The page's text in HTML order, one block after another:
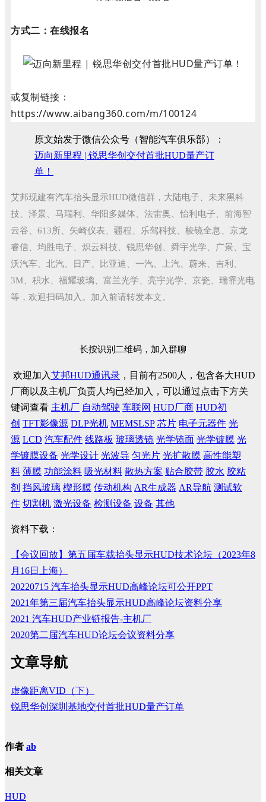
方式二：在线报名
或复制链接：
https://www.aibang360.com/m/100124
原文始发于微信公众号（智能汽车俱乐部）：
迈向新里程 | 锐思华创交付首批HUD量产订
单！
艾邦现建有汽车抬头显示HUD微信群，大陆电子、未来黑科
技、泽景、马瑞利、华阳多媒体、法雷奥、怡利电子、前海智
云谷、613所、矢崎仪表、疆程、乐驾科技、棱镜全息、京龙
睿信、均胜电子、炽云科技、锐思华创、舜宇光学、广景、宝
沃汽车、北汽、日产、比亚迪、一汽、上汽、蔚来、吉利、
3M、积水、福耀玻璃、富兰光学、亮宇光学、京瓷、瑞霏光电
等，欢迎扫码加入。加入前请转发本文。
长按识别二维码，加入群聊
欢迎加入艾邦HUD通讯录 ，目前有2500人，包含各大HUD
厂商以及主机厂负责人均已经加入，可以通过点击下方关
键词查看 主机厂 自动驾驶 车联网 HUD厂商 HUD初
创 TFT影像源 DLP光机 MEMSLSP 芯片 电子元器件 光
源 LCD 汽车配件 线路板 玻璃透镜 光学镜面 光学镀膜 光
学镀膜设备 光学设计 光波导 匀光片 光扩散膜 高性能塑
料 薄膜 功能涂料 吸光材料 散热方案 贴合胶带 胶水 胶粘
剂 挡风玻璃 楔形膜 传动机构 AR生成器 AR导航 测试软
件 切割机 激光设备 检测设备 设备 其他
资料下载：
【会议回放】第五届车载抬头显示HUD技术论坛（2023年8
月16日上海）
20220715 汽车抬头显示HUD高峰论坛可公开PPT
2021年第三届汽车抬头显示HUD高峰论坛资料分享
2021 汽车HUD产业链报告-主机厂
2020第二届汽车HUD论坛会议资料分享
文章导航
虚像距离VID（下）
锐思华创深圳基地交付首批HUD量产订单
作者 ab
相关文章
HUD